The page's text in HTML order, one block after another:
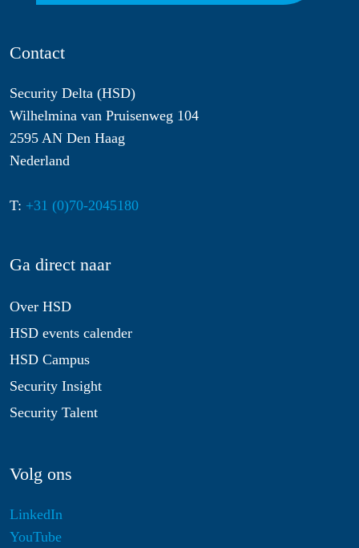
Contact
Security Delta (HSD)
Wilhelmina van Pruisenweg 104
2595 AN Den Haag
Nederland
T: +31 (0)70-2045180
Ga direct naar
Over HSD
HSD events calender
HSD Campus
Security Insight
Security Talent
Volg ons
LinkedIn
YouTube